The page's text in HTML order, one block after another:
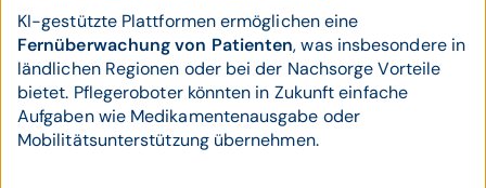
KI-gestützte Plattformen ermöglichen eine
Fernüberwachung von Patienten, was insbesondere in
ländlichen Regionen oder bei der Nachsorge Vorteile
bietet. Pflegeroboter könnten in Zukunft einfache
Aufgaben wie Medikamentenausgabe oder
Mobilitätsunterstützung übernehmen.